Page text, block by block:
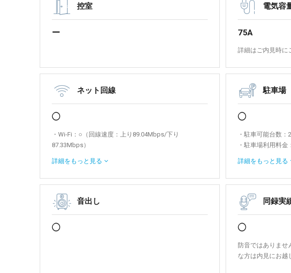
控室
ー
電気容
75A
詳細はご内見時に
ネット回線
◯
・Wi-Fi：○（回線速度：上り89.04Mbps/下り
87.33Mbps）
176.8Mbps）
詳細を もっと見る
駐車場
◯
・駐車可能台数：
・駐車場利用料金
詳細を もっと見る
音出し
◯
同録実
◯
防音ではありませ
な方は内見にお越